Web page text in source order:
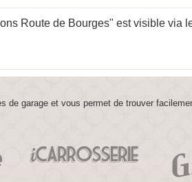
Route de Bourges" est visible via
de garage et vous permet de trouver